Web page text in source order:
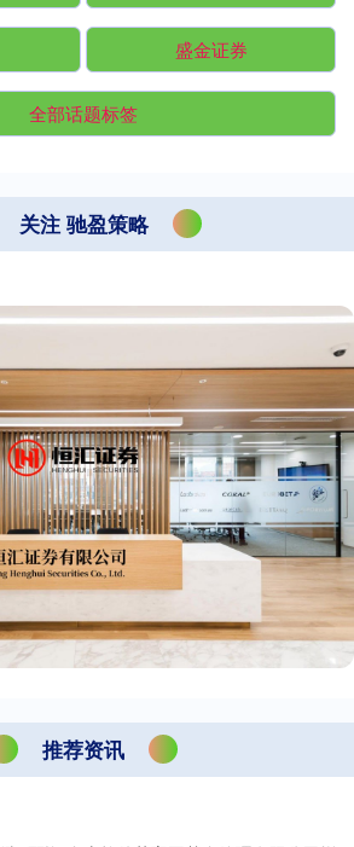
盛金证券
全部话题标签
关注 驰盈策略
推荐资讯